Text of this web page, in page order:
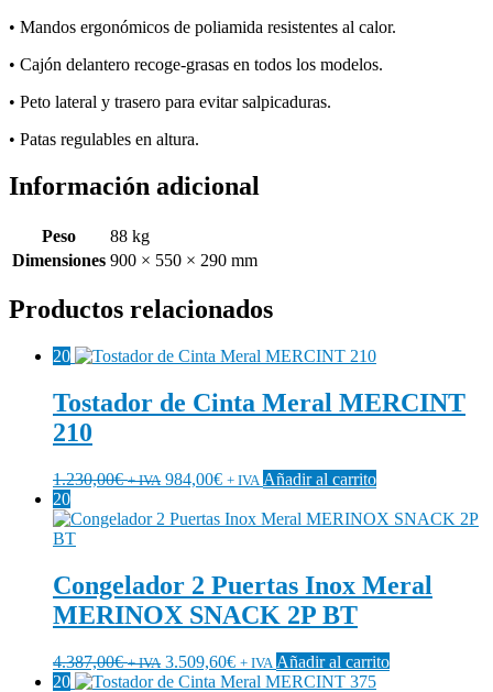
• Mandos ergonómicos de poliamida resistentes al calor.
• Cajón delantero recoge-grasas en todos los modelos.
• Peto lateral y trasero para evitar salpicaduras.
• Patas regulables en altura.
Información adicional
Peso
88 kg
Dimensiones 900 × 550 × 290 mm
Productos relacionados
20
Tostador de Cinta Meral MERCINT
210
1.230,00€ + IVA 984,00€ + IVA Añadir al carrito
20
Congelador 2 Puertas Inox Meral
MERINOX SNACK 2P BT
4.387,00€ + IVA 3.509,60€ + IVA Añadir al carrito
20